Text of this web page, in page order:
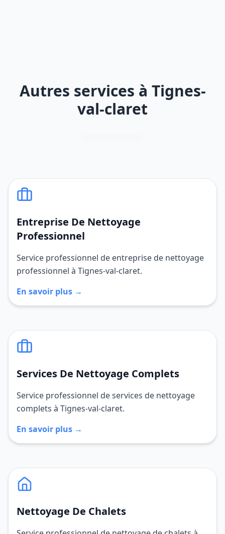
Autres services à Tignes-
val-claret
Entreprise De Nettoyage
Professionnel
Service professionnel de entreprise de nettoyage
professionnel à Tignes-val-claret.
En savoir plus →
Services De Nettoyage Complets
Service professionnel de services de nettoyage
complets à Tignes-val-claret.
En savoir plus →
Nettoyage De Chalets